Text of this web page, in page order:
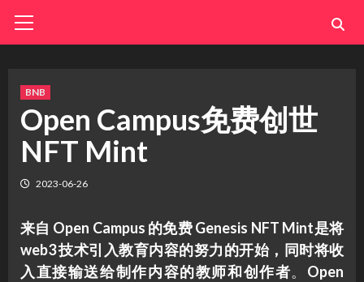
Menu
BNB
Open Campus免费创世
NFT Mint
2023-06-26
来自 Open Campus 的免费 G​​enesis NFT Mint是将
web3 技术引入教育内容的努力的开始，同时将收
入直接输送给制作内容的教师和创作者。 Open